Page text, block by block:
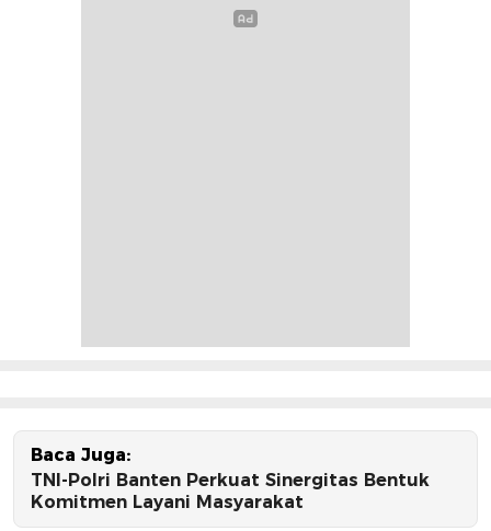
Baca Juga:
TNI-Polri Banten Perkuat Sinergitas Bentuk
Komitmen Layani Masyarakat